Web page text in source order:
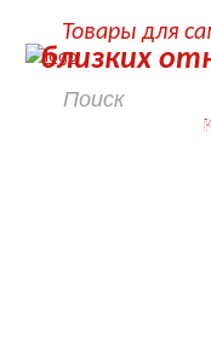
Товары для
близких